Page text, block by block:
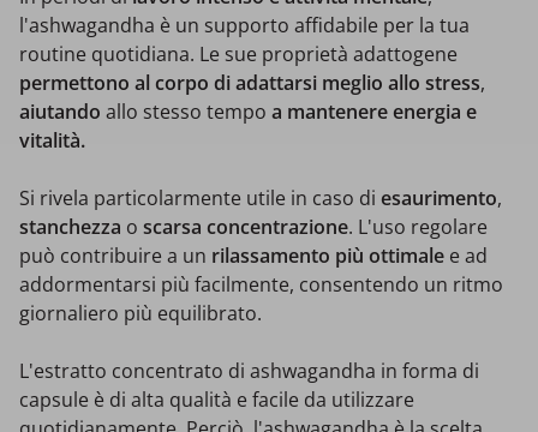
l'ashwagandha è un supporto affidabile per la tua
routine quotidiana. Le sue proprietà adattogene
permettono al corpo di adattarsi meglio allo stress,
aiutando allo stesso tempo a mantenere energia e
vitalità.
Si rivela particolarmente utile in caso di esaurimento,
stanchezza o scarsa concentrazione. L'uso regolare
può contribuire a un rilassamento più ottimale e ad
addormentarsi più facilmente, consentendo un ritmo
giornaliero più equilibrato.
L'estratto concentrato di ashwagandha in forma di
capsule è di alta qualità e facile da utilizzare